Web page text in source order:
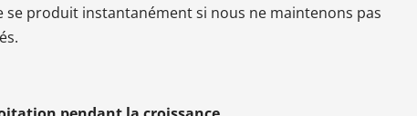
se produit instantanément si nous ne maintenons pas